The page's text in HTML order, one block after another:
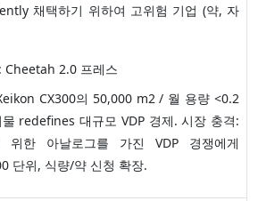
채택하기 위하여 고위험 기업 (약, 자
: Cheetah 2.0 프레스
CX300의 50,000 m2 / 월 용량 <0.2
redefines 대규모 VDP 경제. 시장 충격:
위한 아날로그를 가진 VDP 경쟁에게
단위, 식량/약 신청 확장.